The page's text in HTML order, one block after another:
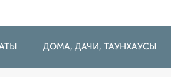
ДОМА, ДАЧИ, ТАУНХАУСЫ